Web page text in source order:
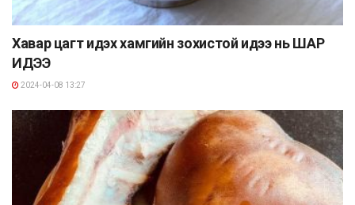
Хавар цагт идэх хамгийн зохистой идээ нь ШАР
ИДЭЭ
2024-04-08 13:27